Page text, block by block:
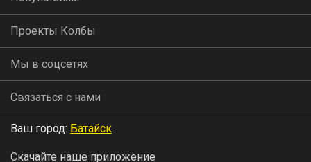
Проекты Колбы
Мы в соцсетях
Связаться с нами
Ваш город: Батайск
Скачайте наше приложение